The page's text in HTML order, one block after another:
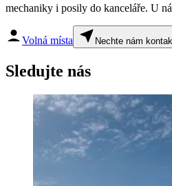
mechaniky i posily do kanceláře. U
Volná místa Nechte nám
Sledujte nás